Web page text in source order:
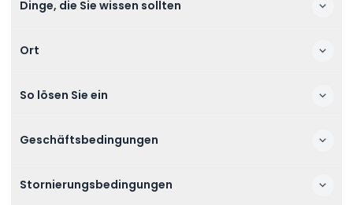
Dinge, die Sie wissen sollten
Ort
So lösen Sie ein
Geschäftsbedingungen
Stornierungsbedingungen